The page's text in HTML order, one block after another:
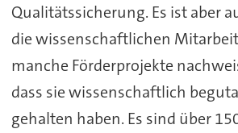
Qualitätssicherung. Es ist aber
die wissenschaftlichen
manche Förderprojekte
dass sie wissenschaftlich
gehalten haben. Es sind über